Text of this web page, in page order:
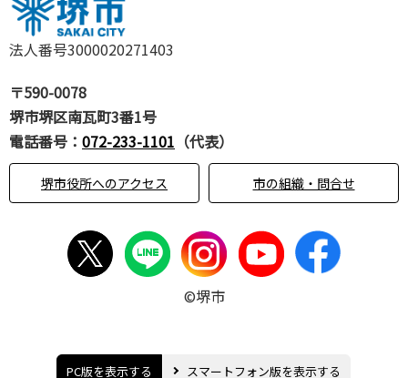
法人番号3000020271403
〒590-0078
堺市堺区南瓦町3番1号
電話番号： 072-233-1101 （代表）
堺市役所へのアクセス 市の組織・問合せ
©堺市
PC版を表示する スマートフォン版を表示する